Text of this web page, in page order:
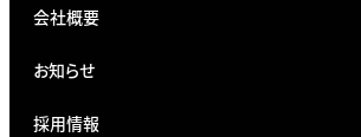
会社概要
お知らせ
採用情報